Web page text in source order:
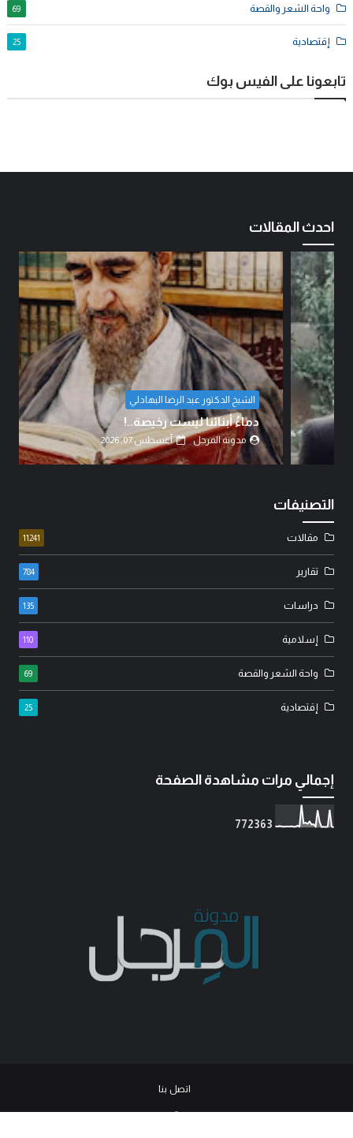
واحة الشعر والقصة 69
إقتصادية 25
تابعونا على الفيس بوك
احدث المقالات
الشيخ الدكتور عبد الرضا البهادلي
دماءُ أبنائنا ليست رخيصة..!
مدونة المرجل أغسطس 07, 2026
التصنيفات
مقالات 11241
تقارير 784
دراسات 135
إسلامية 110
واحة الشعر والقصة 69
إقتصادية 25
إجمالي مرات مشاهدة الصفحة
772363
اتصل بنا